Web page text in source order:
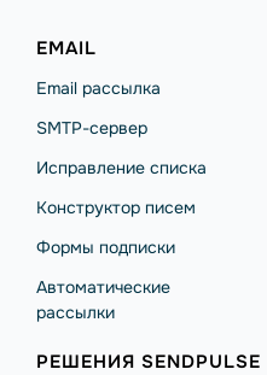
EMAIL
Email рассылка
SMTP-сервер
Исправление списка
Конструктор писем
Формы подписки
Автоматические
рассылки
РЕШЕНИЯ SENDPULSE